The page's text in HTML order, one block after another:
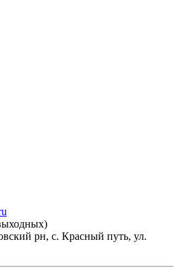
рн, с. Красный путь, ул.